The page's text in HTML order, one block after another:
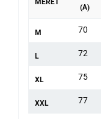
(A)
M 70
L 72
XL 75
XXL 77